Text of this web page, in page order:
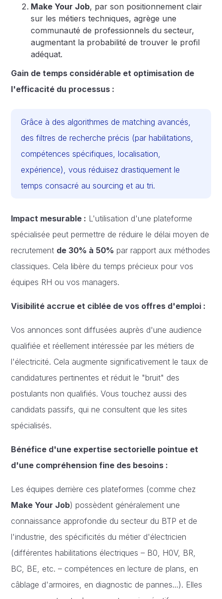
Make Your Job, par son positionnement clair
sur les métiers techniques, agrège une
communauté de professionnels du secteur,
augmentant la probabilité de trouver le profil
adéquat.
Gain de temps considérable et optimisation de
l'efficacité du processus :
Grâce à des algorithmes de matching avancés,
des filtres de recherche précis (par habilitations,
compétences spécifiques, localisation,
expérience), vous réduisez drastiquement le
temps consacré au sourcing et au tri.
Impact mesurable : L'utilisation d'une plateforme
spécialisée peut permettre de réduire le délai moyen de
recrutement de 30% à 50% par rapport aux méthodes
classiques. Cela libère du temps précieux pour vos
équipes RH ou vos managers.
Visibilité accrue et ciblée de vos offres d'emploi :
Vos annonces sont diffusées auprès d'une audience
qualifiée et réellement intéressée par les métiers de
l'électricité. Cela augmente significativement le taux de
candidatures pertinentes et réduit le "bruit" des
postulants non qualifiés. Vous touchez aussi des
candidats passifs, qui ne consultent que les sites
spécialisés.
Bénéfice d'une expertise sectorielle pointue et
d'une compréhension fine des besoins :
Les équipes derrière ces plateformes (comme chez
Make Your Job) possèdent généralement une
connaissance approfondie du secteur du BTP et de
l'industrie, des spécificités du métier d'électricien
(différentes habilitations électriques – B0, H0V, BR,
BC, BE, etc. – compétences en lecture de plans, en
câblage d'armoires, en diagnostic de pannes...). Elles